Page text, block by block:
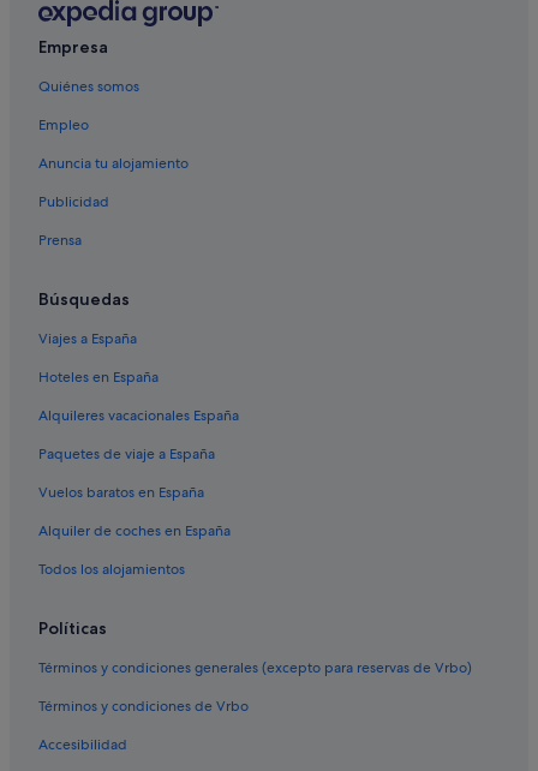
Steigenberger hoteles en Madrid
Apartoteles en Madrid
Husa hoteles en Madrid
Villas en Comunidad de Madrid
Hoteles que aceptan mascotas en Madrid
Hoteles para familias en Madrid
Hoteles históricos en Madrid
Albergues en Comunidad de Madrid
Hoteles de 4 estrellas en Distrito Centro de Madrid
Nh Hotels en Madrid
Apartamentos en Madrid
Hoteles con bodega en Comunidad de Madrid
Moteles en Madrid
Casas de campo en Comunidad de Madrid
Hoteles boutique en Distrito Centro de Madrid
Justicia hoteles
Oyo Rooms hoteles en Madrid
Hoteles baratos en Madrid
Hoteles boutique en Comunidad de Madrid
Empresa
Quiénes somos
Empleo
Anuncia tu alojamiento
Publicidad
Prensa
Búsquedas
Viajes a España
Hoteles en España
Alquileres vacacionales España
Paquetes de viaje a España
Vuelos baratos en España
Alquiler de coches en España
Todos los alojamientos
Políticas
Términos y condiciones generales (excepto para reservas de Vrbo)
Términos y condiciones de Vrbo
Accesibilidad